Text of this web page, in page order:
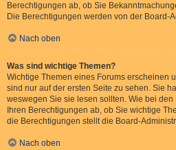
Berechtigungen ab, ob Sie
Die Berechtigungen werden von der Board-
Nach oben
Was sind wichtige Themen?
Wichtige Themen eines Forums erscheinen
sind nur auf der ersten Seite zu sehen. Sie
weswegen Sie sie lesen sollten. Wie bei
Ihren Berechtigungen ab, ob Sie wichtige
die Berechtigungen stellt die Board-
Nach oben